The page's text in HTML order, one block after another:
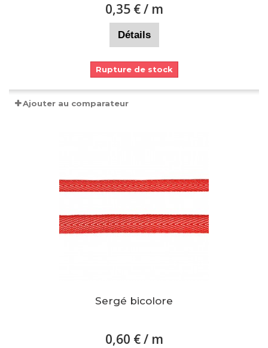
0,35 €/ m
Détails
Rupture de stock
Ajouter au comparateur
Sergé bicolore
0,60 €/ m